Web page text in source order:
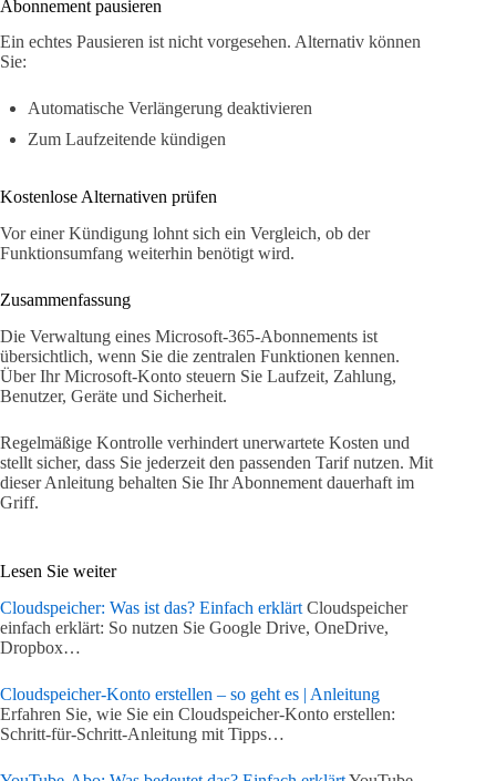
Abonnement pausieren
Ein echtes Pausieren ist nicht vorgesehen. Alternativ können
Sie:
Automatische Verlängerung deaktivieren
Zum Laufzeitende kündigen
Kostenlose Alternativen prüfen
Vor einer Kündigung lohnt sich ein Vergleich, ob der
Funktionsumfang weiterhin benötigt wird.
Zusammenfassung
Die Verwaltung eines Microsoft-365-Abonnements ist
übersichtlich, wenn Sie die zentralen Funktionen kennen.
Über Ihr Microsoft-Konto steuern Sie Laufzeit, Zahlung,
Benutzer, Geräte und Sicherheit.
Regelmäßige Kontrolle verhindert unerwartete Kosten und
stellt sicher, dass Sie jederzeit den passenden Tarif nutzen. Mit
dieser Anleitung behalten Sie Ihr Abonnement dauerhaft im
Griff.
Lesen Sie weiter
Cloudspeicher: Was ist das? Einfach erklärt Cloudspeicher
einfach erklärt: So nutzen Sie Google Drive, OneDrive,
Dropbox…
Cloudspeicher-Konto erstellen – so geht es | Anleitung
Erfahren Sie, wie Sie ein Cloudspeicher-Konto erstellen:
Schritt-für-Schritt-Anleitung mit Tipps…